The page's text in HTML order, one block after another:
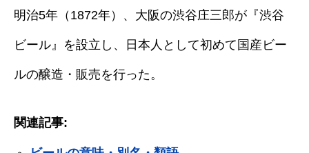
明治5年（1872年）、大阪の渋谷庄三郎が『渋谷
ビール』を設立し、日本人として初めて国産ビー
ルの醸造・販売を行った。
関連記事: